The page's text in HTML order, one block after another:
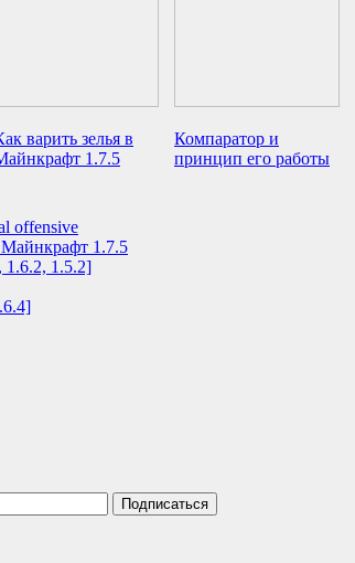
варить зелья в
1.7.5
Компаратор и
принцип его работы
offensive
Майнкрафт 1.7.5
1.6.2, 1.5.2]
Подписаться